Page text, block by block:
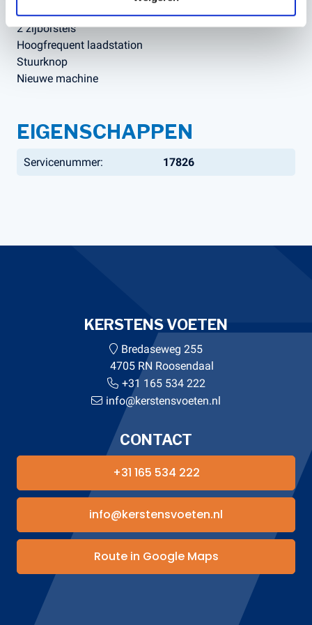
4x Onderhoudsvrije gel tractie accu's
2 zijborstels
Hoogfrequent laadstation
Stuurknop
Nieuwe machine
EIGENSCHAPPEN
Servicenummer: 17826
KERSTENS VOETEN
Bredaseweg 255
4705 RN Roosendaal
+31 165 534 222
info@kerstensvoeten.nl
CONTACT
+31 165 534 222
info@kerstensvoeten.nl
Route in Google Maps